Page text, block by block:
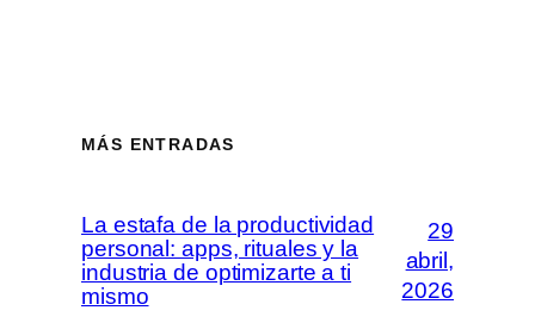
MÁS ENTRADAS
La estafa de la productividad
personal: apps, rituales y la
industria de optimizarte a ti
mismo
29
abril,
2026